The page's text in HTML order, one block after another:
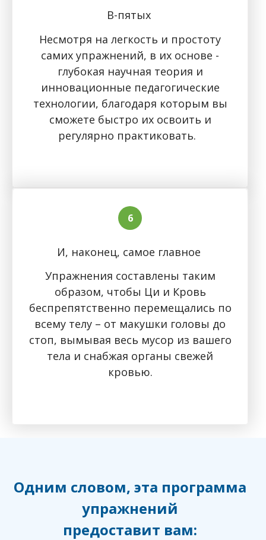
В-пятых
Несмотря на легкость и простоту
самих упражнений, в их основе -
глубокая научная теория и
инновационные педагогические
технологии, благодаря которым вы
сможете быстро их освоить и
регулярно практиковать.
И, наконец, самое главное
Упражнения составлены таким
образом, чтобы Ци и Кровь
беспрепятственно перемещались по
всему телу – от макушки головы до
стоп, вымывая весь мусор из вашего
тела и снабжая органы свежей
кровью.
Одним словом, эта программа
упражнений
предоставит вам: